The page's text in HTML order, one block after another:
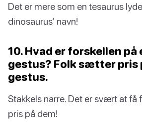
Det er mere som en tesaurus
dinosaurus’ navn!
10. Hvad er forskellen på
gestus? Folk sætter pris
gestus.
Stakkels narre. Det er svært at
pris på dem!